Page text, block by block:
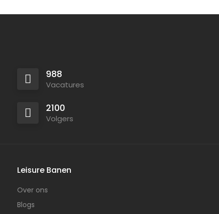
988
Vacatures
2100
Volgers
Leisure Banen
Over ons
Blogs